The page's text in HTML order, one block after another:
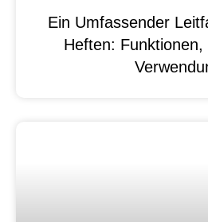
Ein Umfassender
Heften: Funktionen,